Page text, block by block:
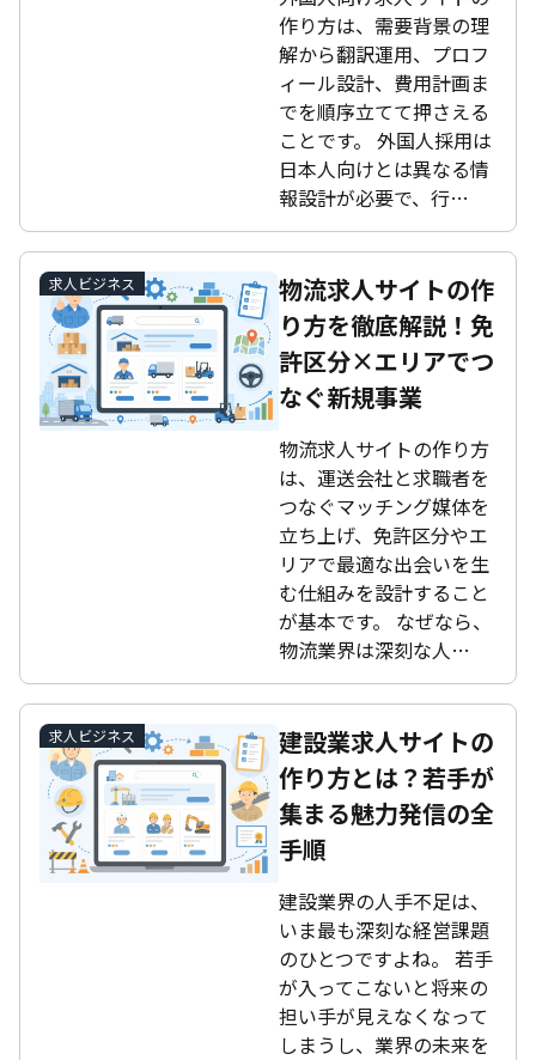
作り方は、需要背景の理
解から翻訳運用、プロフ
ィール設計、費用計画ま
でを順序立てて押さえる
ことです。 外国人採用は
日本人向けとは異なる情
報設計が必要で、行…
求人ビジネス
物流求人サイトの作
り方を徹底解説！免
許区分×エリアでつ
なぐ新規事業
物流求人サイトの作り方
は、運送会社と求職者を
つなぐマッチング媒体を
立ち上げ、免許区分やエ
リアで最適な出会いを生
む仕組みを設計すること
が基本です。 なぜなら、
物流業界は深刻な人…
求人ビジネス
建設業求人サイトの
作り方とは？若手が
集まる魅力発信の全
手順
建設業界の人手不足は、
いま最も深刻な経営課題
のひとつですよね。 若手
が入ってこないと将来の
担い手が見えなくなって
しまうし、業界の未来を